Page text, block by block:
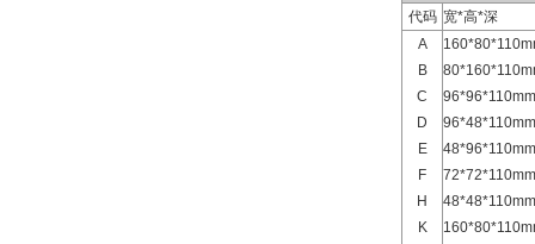
代码 宽*高*深
A
B
C
D
E
F
H
K